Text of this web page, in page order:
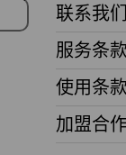
联系我
服务条
使用条
加盟合